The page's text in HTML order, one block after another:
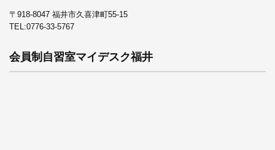
〒918-8047 福井市久喜津町55-15
TEL:0776-33-5767
会員制自習室マイデスク福井